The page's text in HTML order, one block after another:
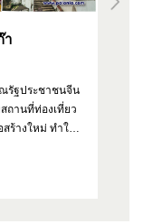
า
รัฐประชาชนจีน
ถานที่ท่องเที่ยว
ร้างใหม่ ทำให้ที่
ไทย ด้วยเวลา
านพาไปเที่ยวที่